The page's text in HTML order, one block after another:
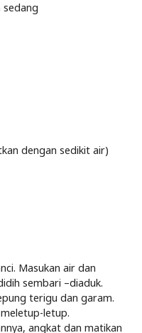
dengan sedikit air)
Masukan air dan
sembari –diaduk.
terigu dan garam.
letup.
angkat dan matikan